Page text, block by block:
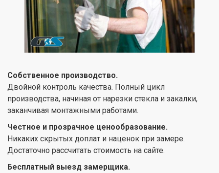
Собственное производство.
Двойной контроль качества. Полный цикл
производства, начиная от нарезки стекла и закалки,
заканчивая монтажными работами.
Честное и прозрачное ценообразование.
Никаких скрытых доплат и наценок при замере.
Достаточно рассчитать стоимость на сайте.
Бесплатный выезд замерщика.